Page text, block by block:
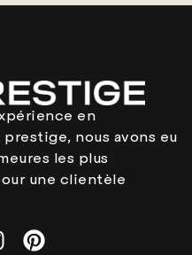
en
nous avons eu
les plus
une clientèle